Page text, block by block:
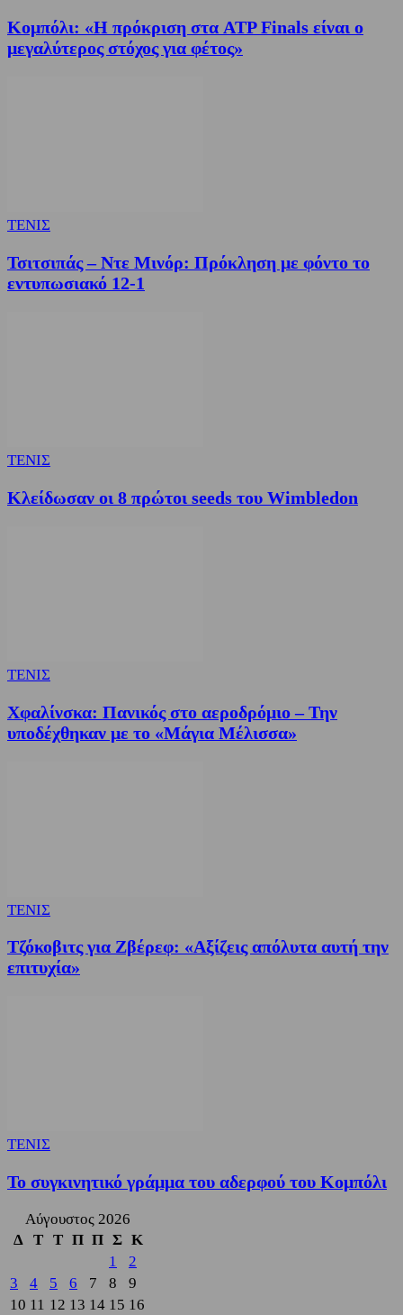
Κομπόλι: «Η πρόκριση στα ATP Finals είναι ο
μεγαλύτερος στόχος για φέτος»
ΤΕΝΙΣ
Τσιτσιπάς – Ντε Μινόρ: Πρόκληση με φόντο το
εντυπωσιακό 12-1
ΤΕΝΙΣ
Κλείδωσαν οι 8 πρώτοι seeds του Wimbledon
ΤΕΝΙΣ
Χφαλίνσκα: Πανικός στο αεροδρόμιο – Την
υποδέχθηκαν με το «Μάγια Μέλισσα»
ΤΕΝΙΣ
Τζόκοβιτς για Ζβέρεφ: «Αξίζεις απόλυτα αυτή την
επιτυχία»
ΤΕΝΙΣ
Το συγκινητικό γράμμα του αδερφού του Κομπόλι
Αύγουστος 2026
Δ
Τ Τ Π Π Σ Κ
1
2
3
4 5 6 7 8
9
10 11 12 13 14 15 16